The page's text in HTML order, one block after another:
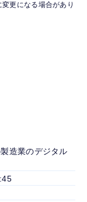
更になる場合があり
造業のデジタル